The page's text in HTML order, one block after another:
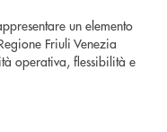
un elemento
Friuli Venezia
operativa, flessibilità e